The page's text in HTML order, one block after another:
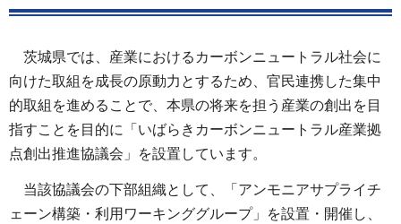
茨城県では、産業におけるカーボンニュートラル社会に
向けた取組を成長の原動力とするため、官民連携した集中
的取組を進めることで、本県の将来を担う産業の創出を目
指すことを目的に「いばらきカーボンニュートラル産業拠
点創出推進協議会」を設置しています。
当該協議会の下部組織として、「アンモニアサプライチ
ェーン構築・利用ワーキンググループ」を設置・開催し、